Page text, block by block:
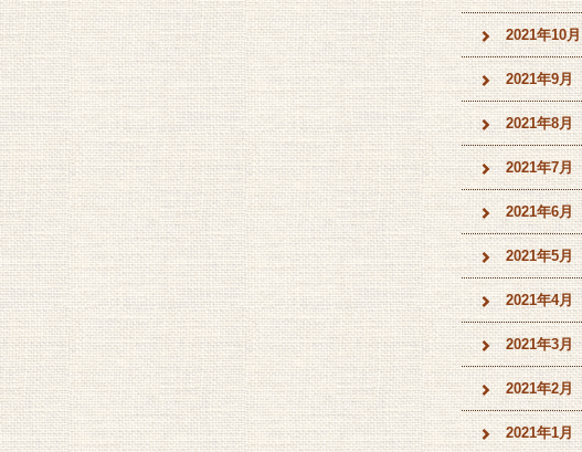
2021年10月
2021年9月
2021年8月
2021年7月
2021年6月
2021年5月
2021年4月
2021年3月
2021年2月
2021年1月